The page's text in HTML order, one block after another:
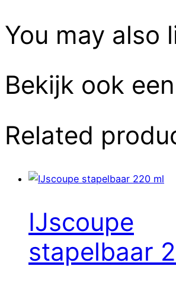
You may also
Bekijk ook
Related
IJscoupe
stapelbaar